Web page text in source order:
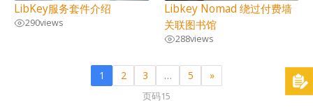
LibKey服务套件介绍
290views
Libkey Nomad 绕过付费墙
关联图书馆
288views
1 2 3 … 5 »
页码15